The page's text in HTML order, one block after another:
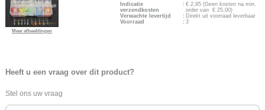
Meer afbeeldingen
Indicatie
verzendkosten
: € 2,95(Geen kosten na min.
order van € 25,00)
Verwachte levertijd
: Direkt uit voorraad leverbaar
Voorraad
: 3
Heeft u een vraag over dit product?
Stel ons uw vraag